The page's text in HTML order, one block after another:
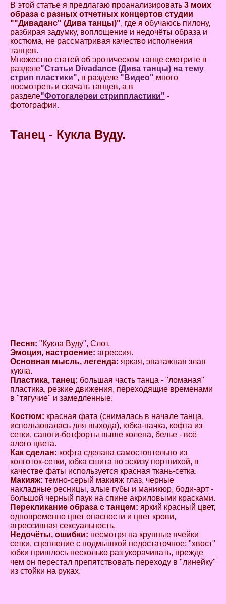
В этой статье я предлагаю проанализировать 3 моих
образа с разных отчетных концертов студии
""Диваданс" (Дива танцы)", где я обучаюсь пилону,
разбирая задумку, воплощение и недочёты образа и
костюма, не рассматривая качество исполнения
танцев.
Множество статей об эротическом танце смотрите в
разделе"Статьи Divadance (Дива танцы) на тему
стрип пластики", в разделе "Видео" много
посмотреть и скачать танцев, а в
разделе"Фотогалереи стриппластики" -
фотографии.
Танец - Кукла Вуду.
Песня: "Кукла Вуду", Слот.
Эмоция, настроение: агрессия.
Основная мысль, легенда: яркая, эпатажная злая
кукла.
Пластика, танец: большая часть танца - "ломаная"
пластика, резкие движения, переходящие временами
в "тягучие" и замедленные.
Костюм: красная фата (снималась в начале танца,
использовалась для выхода), юбка-пачка, кофта из
сетки, сапоги-ботфорты выше колена, белье - всё
алого цвета.
Как сделан: кофта сделана самостоятельно из
колготок-сетки, юбка сшита по эскизу портнихой, в
качестве фаты используется красная ткань-сетка.
Макияж: темно-серый макияж глаз, черные
накладные ресницы, алые губы и маникюр, боди-арт -
большой черный паук на спине акриловыми красками.
Перекликание образа с танцем: яркий красный цвет,
одновременно цвет опасности и цвет крови,
агрессивная сексуальность.
Недочёты, ошибки: несмотря на крупные ячейки
сетки, сцепление с подмышкой недостаточное; "хвост"
юбки пришлось несколько раз укорачивать, прежде
чем он перестал препятствовать переходу в "линейку"
из стойки на руках.